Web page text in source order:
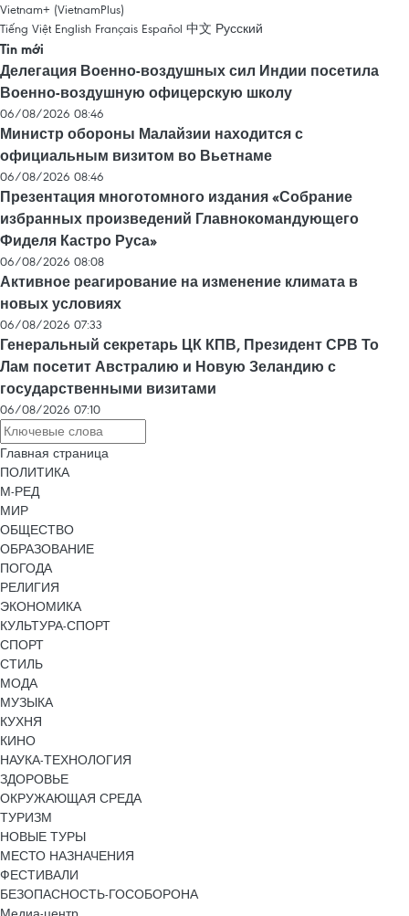
Vietnam+ (VietnamPlus)
Tiếng Việt English Français Español 中文 Русский
Tin mới
Делегация Военно-воздушных сил Индии посетила
Военно-воздушную офицерскую школу
06/08/2026 08:46
Министр обороны Малайзии находится с
официальным визитом во Вьетнаме
06/08/2026 08:46
Презентация многотомного издания «Собрание
избранных произведений Главнокомандующего
Фиделя Кастро Руса»
06/08/2026 08:08
Активное реагирование на изменение климата в
новых условиях
06/08/2026 07:33
Генеральный секретарь ЦК КПВ, Президент СРВ То
Лам посетит Австралию и Новую Зеландию с
государственными визитами
06/08/2026 07:10
Главная страница
ПОЛИТИКА
М-РЕД
МИР
ОБЩЕСТВО
ОБРАЗОВАНИЕ
ПОГОДА
РЕЛИГИЯ
ЭКОНОМИКА
КУЛЬТУРА-СПОРТ
СПОРТ
СТИЛЬ
МОДА
МУЗЫКА
КУХНЯ
КИНО
НАУКА-ТЕХНОЛОГИЯ
ЗДОРОВЬЕ
ОКРУЖАЮЩАЯ СРЕДА
ТУРИЗМ
НОВЫЕ ТУРЫ
МЕСТО НАЗНАЧЕНИЯ
ФЕСТИВАЛИ
БЕЗОПАСНОСТЬ-ГОСОБОРОНА